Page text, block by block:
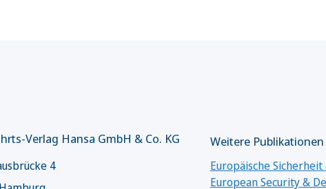
Verlag Hansa GmbH & Co. KG
4
Weitere
Europäische
European Security &